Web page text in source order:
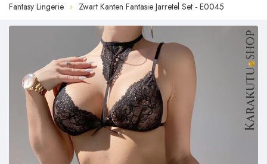
Fantasy Lingerie Zwart Kanten Fantasie Jarretel Set - E0045